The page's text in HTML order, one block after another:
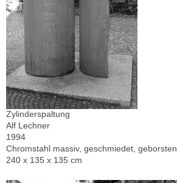
Zylinderspaltung
Alf Lechner
1994
Chromstahl massiv, geschmiedet, geborsten
240 x 135 x 135 cm